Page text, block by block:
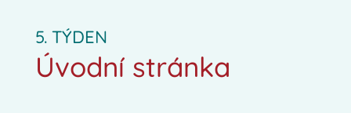
5. TÝDEN
Úvodní stránka